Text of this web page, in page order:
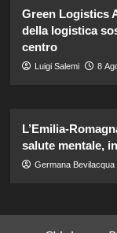
Green Logistics
della logistica
centro
Luigi Salemi 8
L’Emilia-
salute mentale,
Germana Bevilacqua